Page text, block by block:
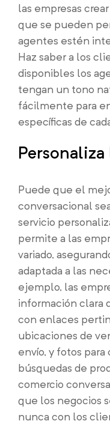
las empresas
que se pueden
agentes estén
Haz saber a los
disponibles los
tengan un tono
fácilmente para
específicas de
Puede que el
conversacional
servicio
permite a las
variado,
adaptada a las
ejemplo, las
información clara
con enlaces
ubicaciones de
envío, y fotos
búsquedas de
comercio
que los negocios
nunca con los